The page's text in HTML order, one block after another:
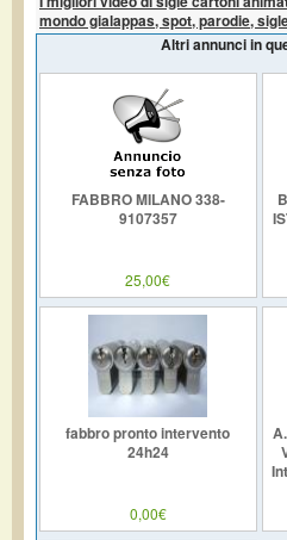
mondo gialappas, spot, parodie,
Altri annunci in
FABBRO MILANO 338-
9107357
25,00€
fabbro pronto intervento
24h24
0,00€